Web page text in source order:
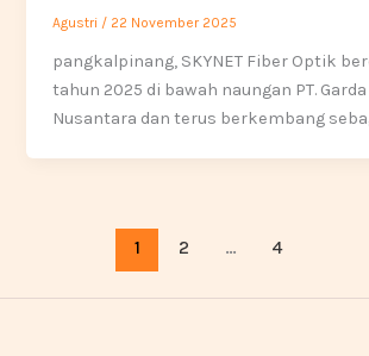
Agustri / 22 November 2025
pangkalpinang, SKYNET Fiber Optik
tahun 2025 di bawah naungan PT.
Nusantara dan terus berkembang
1 2 … 4